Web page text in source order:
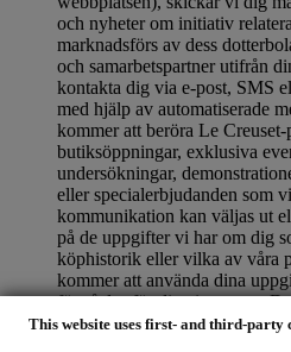
This website uses first- and third-party
och nyheter om initiativ
marknadsförs av dess
och samarbetspartner utifrån
kontakta dig via e-post, SMS
med hjälp av automatiserade
kommer att beröra Le
butiksöppningar, exklusiva
undersökningar,
eller specialerbjudanden som
kommunikation kan väljas ut
på de uppgifter vi har om dig
köphistorik eller vilka av våra
kommer att använda dina
förståelse för dina intressen.
med dig mer personlig,